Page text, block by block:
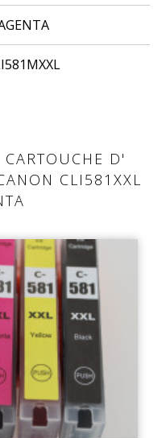
D'
CLI581XXL